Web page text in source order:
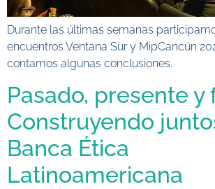
Durante las últimas semanas
encuentros Ventana Sur y MipCancún
contamos algunas conclusiones.
Pasado, presente y
Construyendo
Banca Ética
Latinoamericana